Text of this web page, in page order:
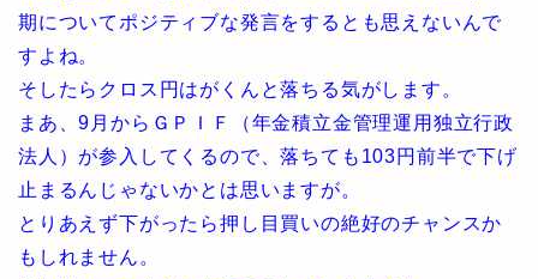
期についてポジティブな発言をするとも思えないんで
すよね。
そしたらクロス円はがくんと落ちる気がします。
まあ、9月からＧＰＩＦ（年金積立金管理運用独立行政
法人）が参入してくるので、落ちても103円前半で下げ
止まるんじゃないかとは思いますが。
とりあえず下がったら押し目買いの絶好のチャンスか
もしれません。